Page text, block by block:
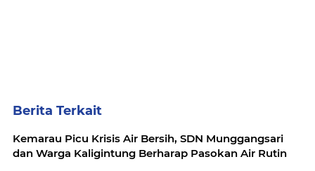
Berita Terkait
Kemarau Picu Krisis Air Bersih, SDN Munggangsari
dan Warga Kaligintung Berharap Pasokan Air Rutin